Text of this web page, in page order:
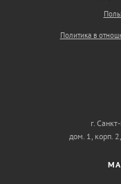
Политика в
г.
дом. 1, корп.